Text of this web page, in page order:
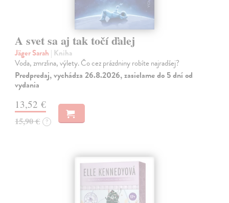
A svet sa aj tak točí ďalej
Jäger Sarah | Kniha
Voda, zmrzlina, výlety. Čo cez prázdniny robíte najradšej?
Predpredaj, vychádza 26.8.2026, zasielame do 5 dní od
vydania
13,52 €
15,90 € ?